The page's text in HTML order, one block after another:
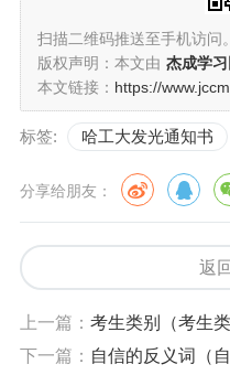
扫描二维码推送至手机访问。
版权声明：本文由 杰成学习
本文链接： https://
标签: 哈工大发光通知书
分享给朋友：
返
上一篇： 考生类别（考生
下一篇： 自信的反义词（